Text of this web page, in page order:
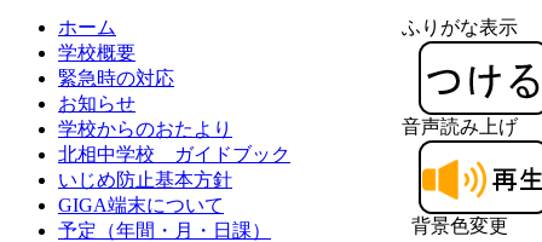
ふりがな表示
音声読み上げ
背景色変更
ホーム
学校概要
緊急時の対応
お知らせ
学校からのおたより
北相中学校 ガイドブック
いじめ防止基本方針
GIGA端末について
予定（年間・月・日課）